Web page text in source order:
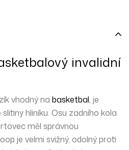
invalidní
vhodný na basketbal, je
slitiny hliníku. Osu zadního kola
měl správnou
je velmi svižný, odolný proti